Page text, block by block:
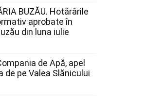
BUZĂU. Hotărârile
aprobate în
din luna iulie
de Apă, apel
de pe Valea Slănicului